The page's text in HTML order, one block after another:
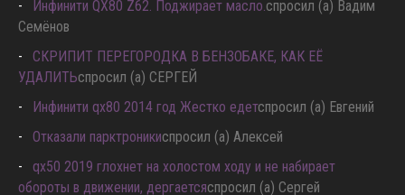
Инфинити QX80 Z62. Поджирает масло.
спросил (а) Вадим
СКРИПИТ ПЕРЕГОРОДКА В БЕНЗОБАКЕ, КАК ЕЁ
спросил (а) СЕРГЕЙ
спросил (а) Евгений
спросил (а) Алексей
qx50 2019 глохнет на холостом ходу и не набирает